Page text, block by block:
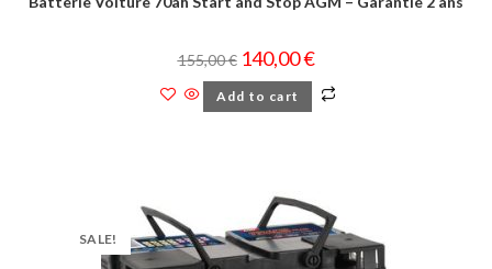
155,00€ 140,00€
Add to cart
SALE!